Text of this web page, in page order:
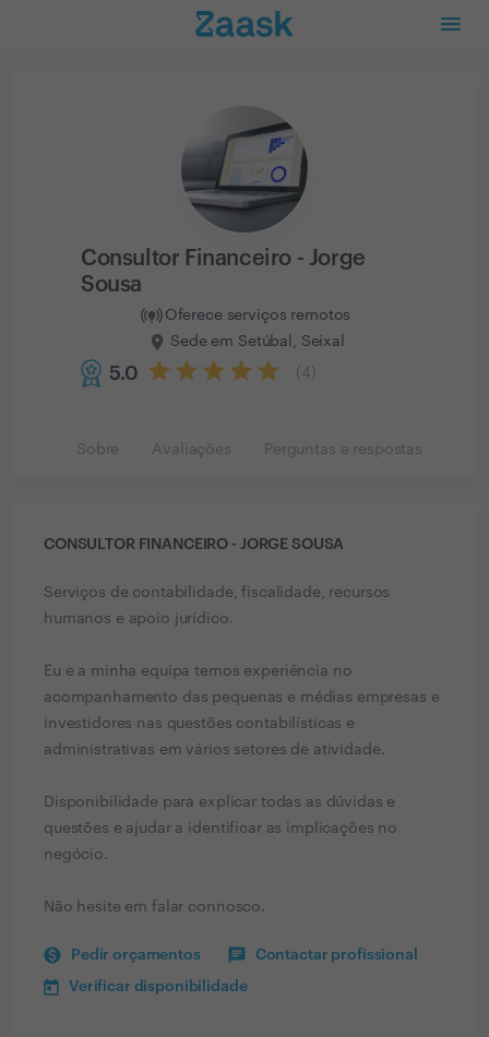
Consultor Financeiro - Jorge
Sousa
Oferece serviços remotos
Sede em Setúbal, Seixal
5.0 4
Sobre Avaliações Perguntas e respostas
CONSULTOR FINANCEIRO - JORGE SOUSA
Serviços de contabilidade, fiscalidade, recursos
humanos e apoio jurídico.
Eu e a minha equipa temos experiência no
acompanhamento das pequenas e médias empresas e
investidores nas questões contabilísticas e
administrativas em vários setores de atividade.
Disponibilidade para explicar todas as dúvidas e
questões e ajudar a identificar as implicações no
negócio.
Não hesite em falar connosco.
Pedir orçamentos Contactar profissional
Verificar disponibilidade